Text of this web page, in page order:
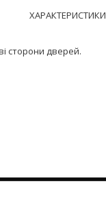
ХАРАКТЕРИСТИКИ
сторони дверей.